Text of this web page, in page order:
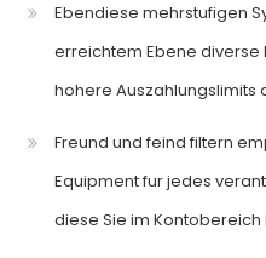
Ebendiese mehrstufigen
erreichtem Ebene diverse
hohere Auszahlungslimits
Freund und feind filtern
Equipment fur jedes
diese Sie im